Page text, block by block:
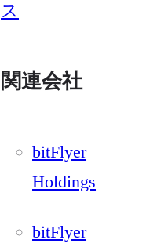
ス
関連会社
bitFlyer
Holdings
bitFlyer